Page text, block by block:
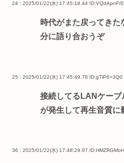
24 : 2025/01/22(水) 17:45:18.44 ID:VQdApnF/0
時代がまた戻ってき
分に語り合おうぞ
25 : 2025/01/22(水) 17:45:49.78 ID:gTiP6+3Q0
接続してるLANケーブ
が発生して再生音質に
36 : 2025/01/22(水) 17:48:29.97